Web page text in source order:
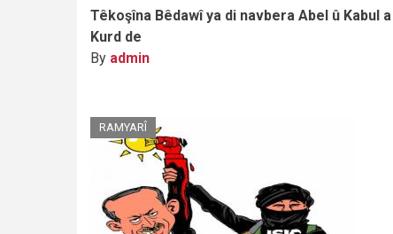
Têkoşîna Bêdawî ya di navbera Abel û Kabul a
Kurd de
By admin
RAMYARÎ